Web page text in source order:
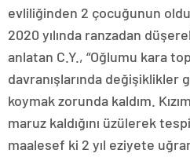
evliliğinden 2 çocuğunun
2020 yılında ranzadan
anlatan C.Y., “Oğlumu kara
davranışlarında değişiklikler
koymak zorunda kaldım.
maruz kaldığını üzülerek
maalesef ki 2 yıl eziyete